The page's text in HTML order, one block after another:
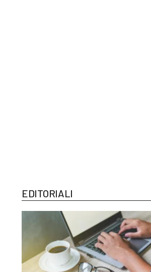
EDITORIALI